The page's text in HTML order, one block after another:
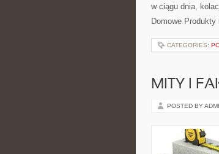
w ciągu dnia,
Domowe
CATEGORIES:
MITY I
POSTED BY